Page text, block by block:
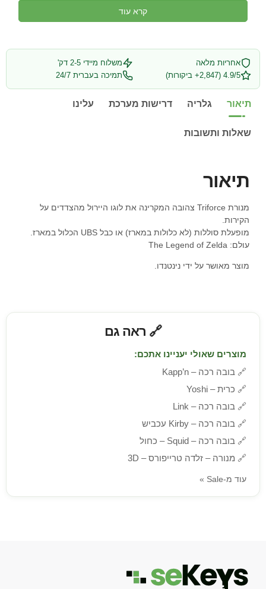
קרא עוד
אחריות מלאה
משלוח מיידי 2-5 דק'
4.9/5 (2,847+ ביקורות)
תמיכה בעברית 24/7
תיאור גלריה דרישות מערכת עלינו
שאלות ותשובות
תיאור
מנורת Triforce צהובה המקרינה את לוגו היירול מהצדדים על
הקירות.
מופעלת סוללות (לא כלולות במארז) או כבל UBS הכלול במארז.
עולם: The Legend of Zelda
מוצר מאושר על ידי נינטנדו.
🔗 ראה גם
מוצרים שאולי יעניינו אתכם:
🔗 בובה רכה – Kapp’n
🔗 כרית – Yoshi
🔗 בובה רכה – Link
🔗 בובה רכה – Kirby עכביש
🔗 בובה רכה – Squid – כחול
🔗 מנורה – זלדה טרייפורס – 3D
עוד מ-Sale »